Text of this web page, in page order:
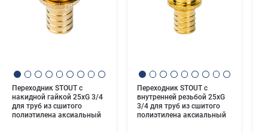
Переходник STOUT с
накидной гайкой 25xG 3/4
для труб из сшитого
полиэтилена аксиальный
Переходник STOUT с
внутренней резьбой 25xG
3/4 для труб из сшитого
полиэтилена аксиальный